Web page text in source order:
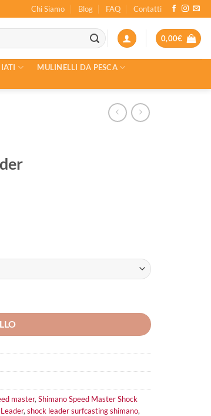
Chi Siamo Blog FAQ Contatti
0,00€
MULINELLI DA PESCA
master, Shimano Speed Master Shock
, shock leader surfcasting shimano,